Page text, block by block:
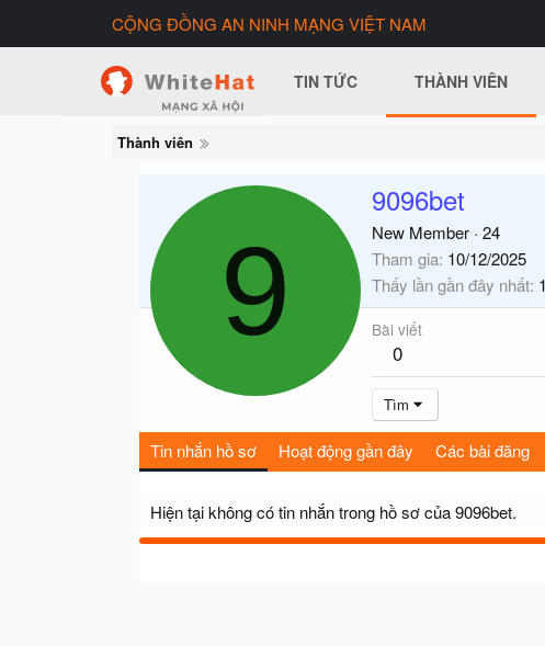
CỘNG ĐỒNG AN NINH MẠNG VIỆT NAM
TIN TỨC THÀNH VIÊN
Thành viên
9
9096bet
New Member · 24
Tham gia 10/12/2025
Thấy lần gần đây nhất
Bài viết
0
Tìm
Tin nhắn hồ sơ Hoạt động gần đây Các bài đăng
Hiện tại không có tin nhắn trong hồ sơ của 9096bet.